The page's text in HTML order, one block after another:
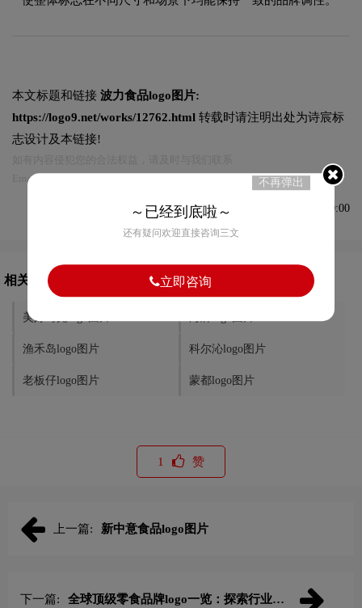
本文标题和链接 波力食品logo图片:
https://logo9.net/works/12762.html 转载时请注明出处为诗宸标
志设计及本链接!
Email:75696531@qq.com，我们将第一时间安排删除。
发布于2024-07-11 10:30:00
相关文章推荐
美好时光logo图片
渔禾岛logo图片 科尔沁logo图片
老板仔logo图片 蒙都logo图片
1 赞
上一篇: 新中意食品logo图片
下一篇:
全球顶级零食品牌logo一览：探索行业领
不再弹出
～已经到底啦～
还有疑问欢迎直接咨询三文
立即咨询